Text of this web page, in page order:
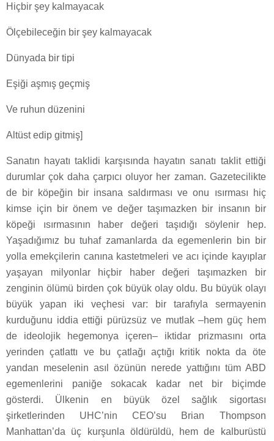
Hiçbir şey kalmayacak
Ölçebileceğin bir şey kalmayacak
Dünyada bir tipi
Eşiği aşmış geçmiş
Ve ruhun düzenini
Altüst edip gitmiş]
Sanatın hayatı taklidi karşısında hayatın sanatı taklit ettiği
durumlar çok daha çarpıcı oluyor her zaman. Gazetecilikte
de bir köpeğin bir insana saldırması ve onu ısırması hiç
kimse için bir önem ve değer taşımazken bir insanın bir
köpeği ısırmasının haber değeri taşıdığı söylenir hep.
Yaşadığımız bu tuhaf zamanlarda da egemenlerin bin bir
yolla emekçilerin canına kastetmeleri ve acı içinde kayıplar
yaşayan milyonlar hiçbir haber değeri taşımazken bir
zenginin ölümü birden çok büyük olay oldu. Bu büyük olayı
büyük yapan iki veçhesi var: bir tarafıyla sermayenin
kurduğunu iddia ettiği pürüzsüz ve mutlak –hem güç hem
de ideolojik hegemonya içeren– iktidar prizmasını orta
yerinden çatlattı ve bu çatlağı açtığı kritik nokta da öte
yandan meselenin asıl özünün nerede yattığını tüm ABD
egemenlerini paniğe sokacak kadar net bir biçimde
gösterdi. Ülkenin en büyük özel sağlık sigortası
şirketlerinden UHC’nin CEO’su Brian Thompson
Manhattan’da üç kurşunla öldürüldü, hem de kalburüstü